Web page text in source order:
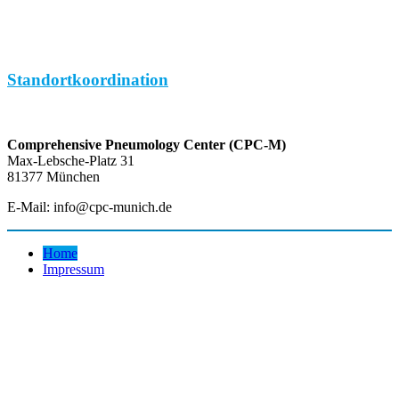
Standortkoordination
Comprehensive Pneumology Center (CPC-M)
Max-Lebsche-Platz 31
81377 München
E-Mail: info@cpc-munich.de
Home
Impressum